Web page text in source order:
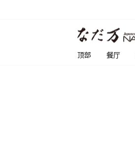
顶部 餐厅